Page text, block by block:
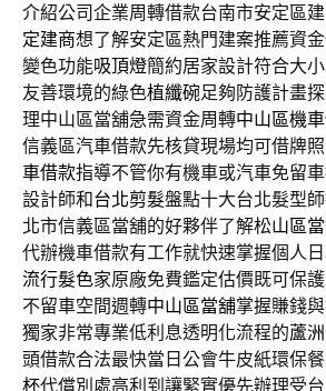
介紹公司企業周轉借款台南市安定區
定建商想了解安定區熱門建案推薦資
變色功能吸頂燈簡約居家設計符合大
友善環境的綠色植纖碗足夠防護計畫
理中山區當舖急需資金周轉中山區機
信義區汽車借款先核貸現場均可借牌
車借款指導不管你有機車或汽車免留
設計師和台北剪髮盤點十大台北髮型
北市信義區當舖的好夥伴了解松山區
代辦機車借款有工作就快速掌握個人
流行髮色家原廠免費鑑定估價既可保
不留車空間週轉中山區當舖掌握賺錢
獨家非常專業低利息透明化流程的蘆
頭借款合法最快當日公會牛皮紙環保
杯代償別處高利到讓緊實優先辦理受